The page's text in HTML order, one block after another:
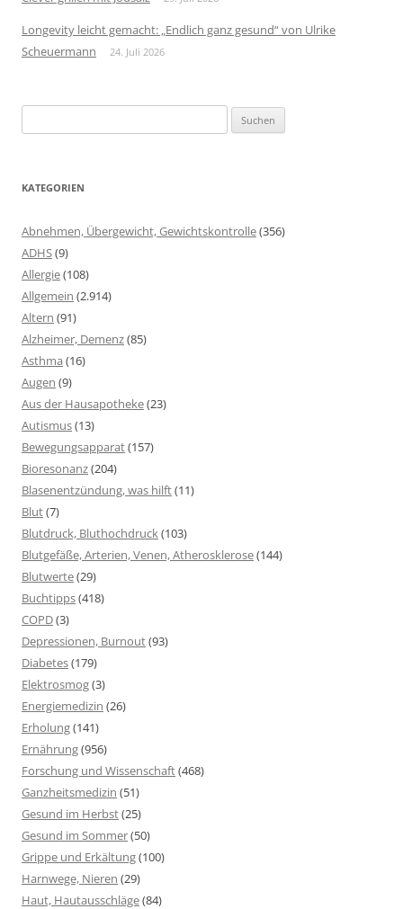
Longevity leicht gemacht: „Endlich ganz gesund“ von Ulrike
Scheuermann
24. Juli 2026
nach:
KATEGORIEN
Abnehmen, Übergewicht, Gewichtskontrolle(356)
ADHS(9)
Allergie(108)
Allgemein (2.914)
Altern (91)
Alzheimer, Demenz(85)
Asthma (16)
Augen (9)
Aus der Hausapotheke(23)
Autismus(13)
Bewegungsapparat(157)
Bioresonanz(204)
Blasenentzündung, was hilft(11)
Blut(7)
Blutdruck, Bluthochdruck(103)
Blutgefäße, Arterien, Venen, Atherosklerose(144)
Blutwerte(29)
Buchtipps(418)
COPD(3)
Depressionen, Burnout(93)
Diabetes(179)
Elektrosmog(3)
Energiemedizin (26)
Erholung(141)
Ernährung(956)
Forschung und Wissenschaft(468)
Ganzheitsmedizin (51)
Gesund im Herbst(25)
Gesund im Sommer(50)
Grippe und Erkältung(100)
Harnwege, Nieren (29)
Haut, Hautausschläge(84)